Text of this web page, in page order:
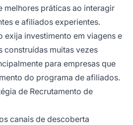
melhores práticas ao interagir
e afiliados experientes.
exija investimento em viagens e
construídas muitas vezes
para empresas que
do programa de afiliados.
de Recrutamento de
canais de descoberta